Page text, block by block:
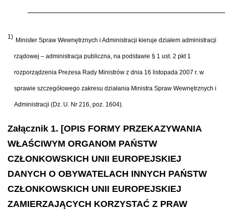
1) Minister Spraw Wewnętrznych i Administracji kieruje działem administracji
rządowej – administracja publiczna, na podstawie § 1 ust. 2 pkt 1
rozporządzenia Prezesa Rady Ministrów z dnia 16 listopada 2007 r. w
sprawie szczegółowego zakresu działania Ministra Spraw Wewnętrznych i
Administracji (Dz. U. Nr 216, poz. 1604).
Załącznik 1. [OPIS FORMY PRZEKAZYWANIA
WŁAŚCIWYM ORGANOM PAŃSTW
CZŁONKOWSKICH UNII EUROPEJSKIEJ
DANYCH O OBYWATELACH INNYCH PAŃSTW
CZŁONKOWSKICH UNII EUROPEJSKIEJ
ZAMIERZAJĄCYCH KORZYSTAĆ Z PRAW